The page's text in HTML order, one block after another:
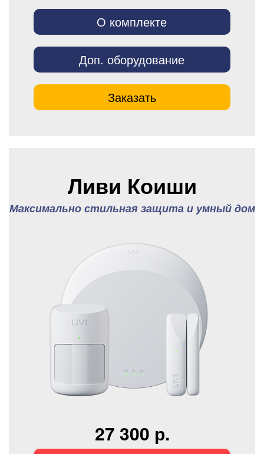
О комплекте
Доп. оборудование
Заказать
Ливи Коиши
Максимально стильная защита и умный дом
27 300 р.